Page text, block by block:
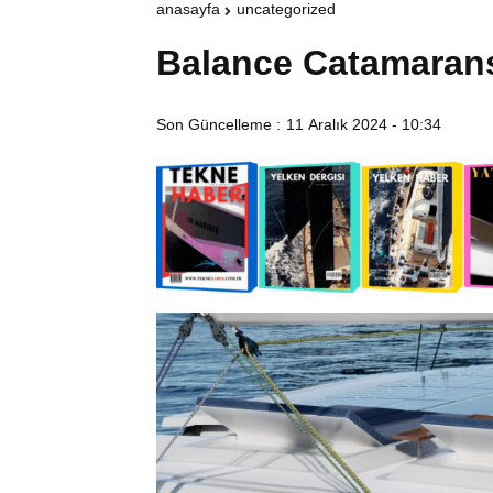
anasayfa uncategorized
Balance
Son Güncelleme : 11 Aralık 2024 - 10:34